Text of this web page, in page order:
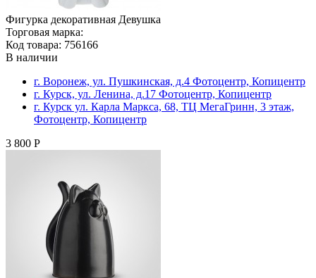
Фигурка декоративная Девушка
Торговая марка:
Код товара: 756166
В наличии
г. Воронеж, ул. Пушкинская, д.4 Фотоцентр, Копицентр
г. Курск, ул. Ленина, д.17 Фотоцентр, Копицентр
г. Курск ул. Карла Маркса, 68, ТЦ МегаГринн, 3 этаж,
Фотоцентр, Копицентр
3 800 Р